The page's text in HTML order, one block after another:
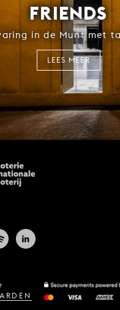
FRIENDS
in de Munt met
LEES MEER